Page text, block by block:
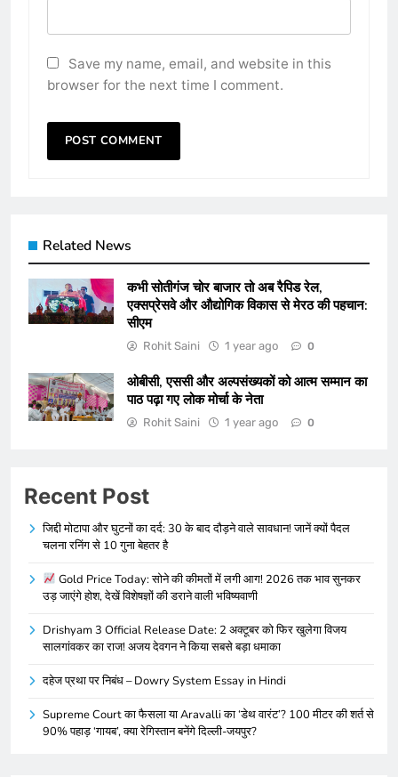
Save my name, email, and website in this
browser for the next time I comment.
Related News
कभी सोतीगंज चोर बाजार तो अब रैपिड रेल,
एक्सप्रेसवे और औद्योगिक विकास से मेरठ की पहचान:
सीएम
Rohit Saini 1 year ago 0
ओबीसी, एससी और अल्पसंख्यकों को आत्म सम्मान का
पाठ पढ़ा गए लोक मोर्चा के नेता
Rohit Saini 1 year ago 0
Recent Post
जिद्दी मोटापा और घुटनों का दर्द: 30 के बाद दौड़ने वाले सावधान! जानें क्यों पैदल
चलना रनिंग से 10 गुना बेहतर है
Gold Price Today: सोने की कीमतों में लगी आग! 2026 तक भाव सुनकर
उड़ जाएंगे होश, देखें विशेषज्ञों की डराने वाली भविष्यवाणी
Drishyam 3 Official Release Date: 2 अक्टूबर को फिर खुलेगा विजय
सालगांवकर का राज! अजय देवगन ने किया सबसे बड़ा धमाका
दहेज प्रथा पर निबंध – Dowry System Essay in Hindi
Supreme Court का फैसला या Aravalli का ‘डेथ वारंट’? 100 मीटर की शर्त से
90% पहाड़ ‘गायब’, क्या रेगिस्तान बनेंगे दिल्ली-जयपुर?